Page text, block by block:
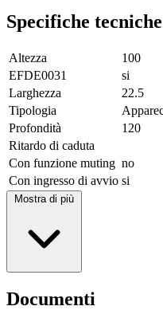
Specifiche tecniche
Altezza
100
EFDE0031
si
Larghezza
22.5
Tipologia
Profondità
120
Ritardo di caduta
Con funzione muting no
Con ingresso di avvio si
Mostra di più
Documenti